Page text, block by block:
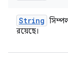
String
রয়েছে।